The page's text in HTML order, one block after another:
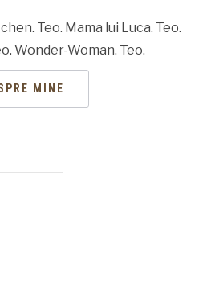
Teo. Mama lui Luca. Teo.
Wonder-Woman. Teo.
MINE